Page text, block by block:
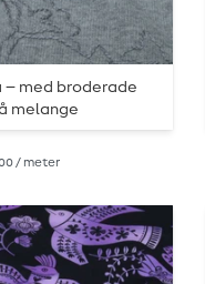
– med broderade
melange
/ meter